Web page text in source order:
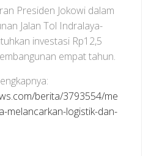
Presiden Jokowi dalam
Jalan Tol Indralaya-
investasi Rp12,5
empat tahun.
berita/3793554/me
melancarkan-logistik-dan-